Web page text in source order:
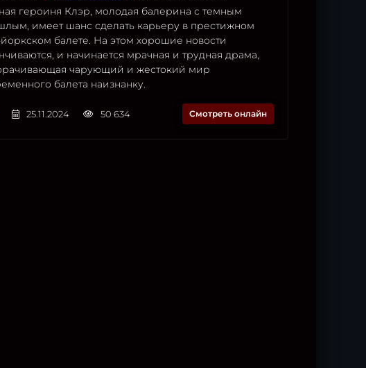
героиня Клэр, молодая балерина с темным
имеет шанс сделать карьеру в престижном
балете. На этом хорошие новости
и начинается мрачная и трудная драма,
чарующий и жестокий мир
балета наизнанку.
25.11.2024 50 634 Смотреть онлайн